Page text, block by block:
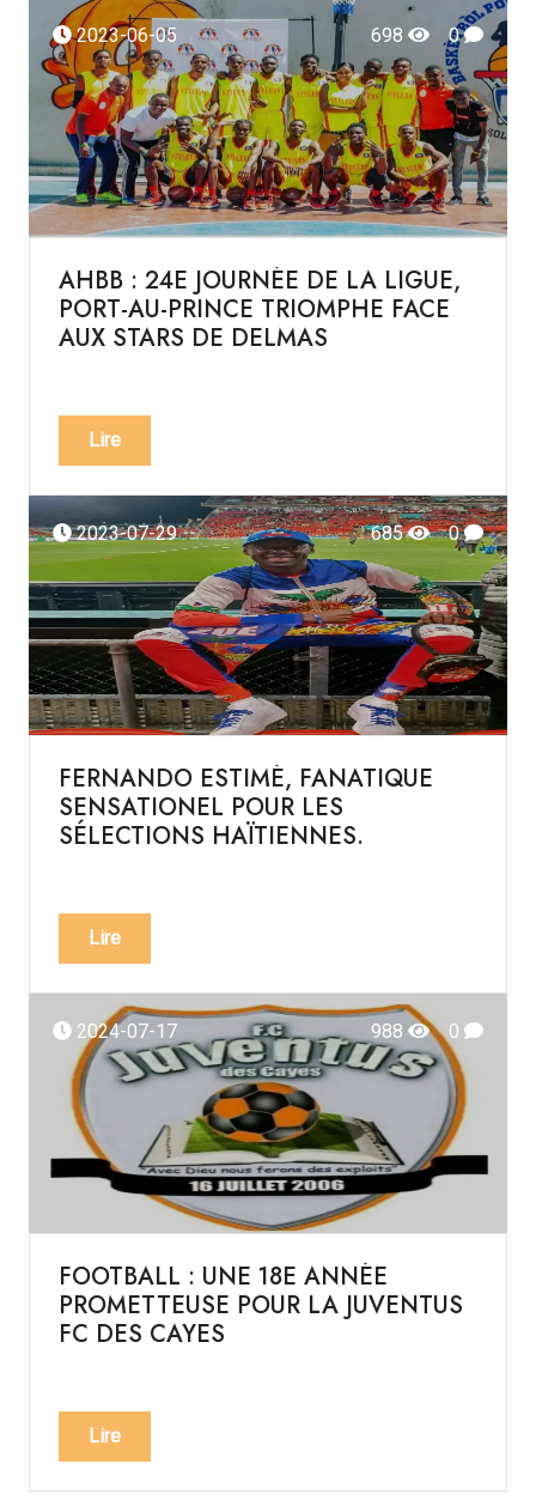
2023-06-05 698 0
AHBB : 24E JOURNÉE DE LA LIGUE,
PORT-AU-PRINCE TRIOMPHE FACE
AUX STARS DE DELMAS
Lire
2023-07-29 685 0
FERNANDO ESTIMÉ, FANATIQUE
SENSATIONEL POUR LES
SÉLECTIONS HAÏTIENNES.
Lire
2024-07-17 988 0
FOOTBALL : UNE 18E ANNÉE
PROMETTEUSE POUR LA JUVENTUS
FC DES CAYES
Lire